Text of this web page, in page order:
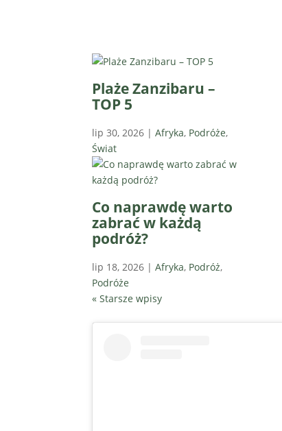
Plaże Zanzibaru –
TOP 5
lip 30, 2026 |Afryka, Podróże,
Świat
Co naprawdę warto
zabrać w każdą
podróż?
lip 18, 2026 |Afryka, Podróż,
Podróże
« Starsze wpisy